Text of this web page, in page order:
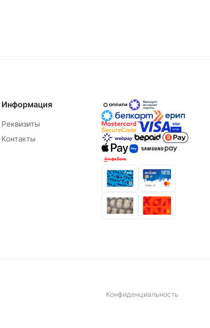
Информация
Реквизиты
Контакты
Конфиденциальность